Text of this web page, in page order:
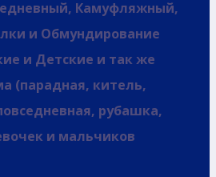
Камуфляжный,
и Обмундирование
и Детские и так же
(парадная, китель,
рубашка,
и мальчиков